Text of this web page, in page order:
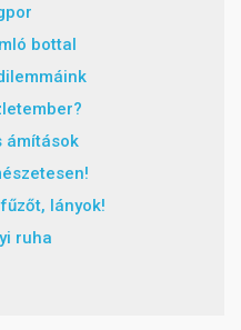
bottal
ámítások
lányok!
ruha